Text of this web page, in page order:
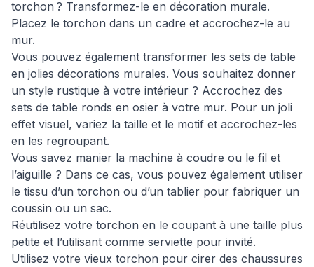
torchon ? Transformez-le en décoration murale.
Placez le torchon dans un cadre et accrochez-le au
mur.
Vous pouvez également transformer les sets de table
en jolies décorations murales. Vous souhaitez donner
un style rustique à votre intérieur ? Accrochez des
sets de table ronds en osier à votre mur. Pour un joli
effet visuel, variez la taille et le motif et accrochez-les
en les regroupant.
Vous savez manier la machine à coudre ou le fil et
l’aiguille ? Dans ce cas, vous pouvez également utiliser
le tissu d’un torchon ou d’un tablier pour fabriquer un
coussin ou un sac.
Réutilisez votre torchon en le coupant à une taille plus
petite et l’utilisant comme serviette pour invité.
Utilisez votre vieux torchon pour cirer des chaussures